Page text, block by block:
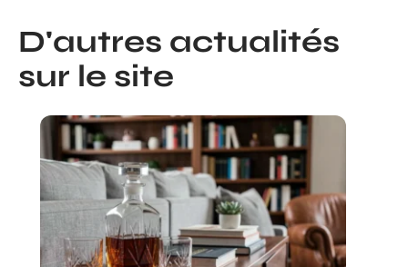
D'autres actualités
sur le site